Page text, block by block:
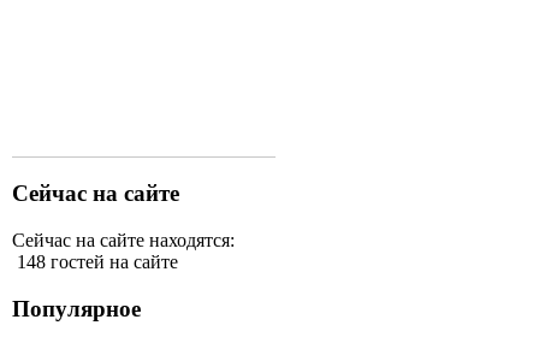
Сейчас на сайте
Сейчас на сайте находятся:
148 гостей на сайте
Популярное